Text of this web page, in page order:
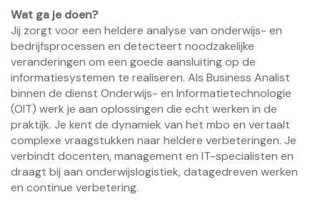
Wat ga je doen?
Jij zorgt voor een heldere analyse van onderwijs- en
bedrijfsprocessen en detecteert noodzakelijke
veranderingen om een goede aansluiting op de
informatiesystemen te realiseren. Als Business Analist
binnen de dienst Onderwijs- en Informatietechnologie
(OIT) werk je aan oplossingen die echt werken in de
praktijk. Je kent de dynamiek van het mbo en vertaalt
complexe vraagstukken naar heldere verbeteringen. Je
verbindt docenten, management en IT-specialisten en
draagt bij aan onderwijslogistiek, datagedreven werken
en continue verbetering.